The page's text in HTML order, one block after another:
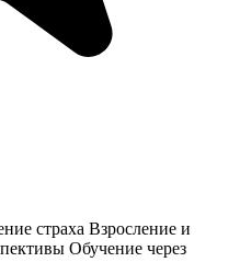
страха Взросление и
Обучение через